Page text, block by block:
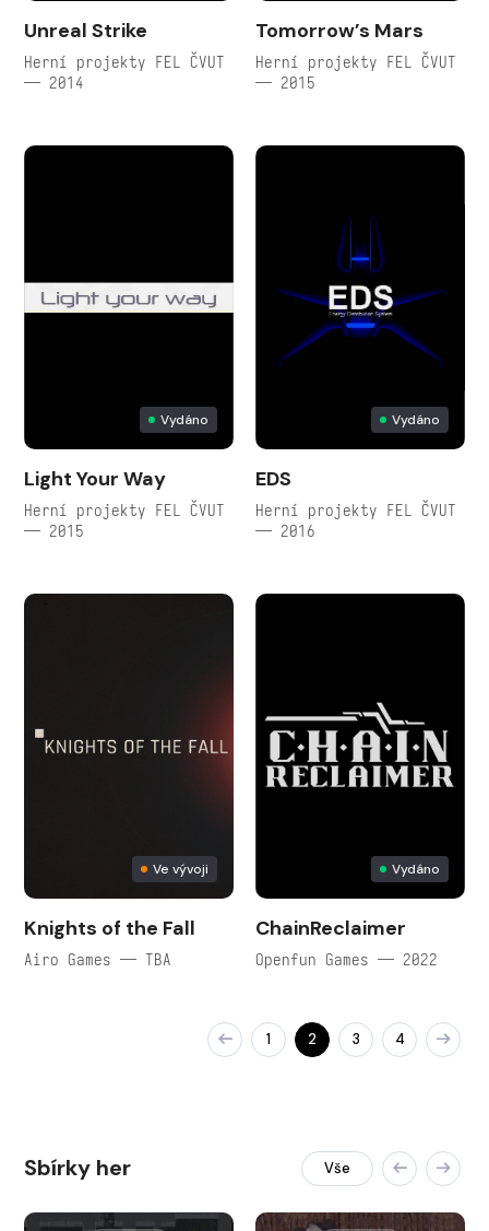
Unreal Strike
Herní projekty FEL ČVUT
— 2014
Tomorrow’s Mars
Herní projekty FEL ČVUT
— 2015
Vydáno
Light Your Way
Herní projekty FEL ČVUT
— 2015
Vydáno
EDS
Herní projekty FEL ČVUT
— 2016
Ve vývoji
Knights of the Fall
Airo Games — TBA
Vydáno
ChainReclaimer
Openfun Games — 2022
1 2 3 4
Sbírky her Vše